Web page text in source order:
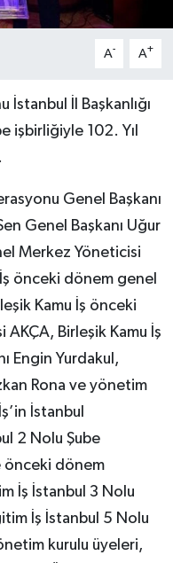
A- A+
İstanbul İl Başkanlığı
işbirliğiyle 102. Yıl
Genel Başkanı
Genel Başkanı Uğur
Merkez Yöneticisi
İş önceki dönem genel
Kamu İş önceki
Birleşik Kamu İş
Engin Yurdakul,
Rona ve yönetim
İstanbul
2 Nolu Şube
önceki dönem
İş İstanbul 3 Nolu
İş İstanbul 5 Nolu
kurulu üyeleri,